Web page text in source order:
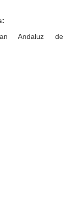
Andaluz de